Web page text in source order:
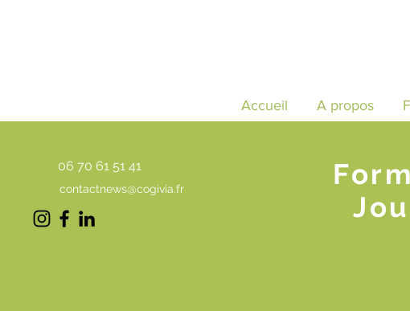
Accueil A propos
06 70 61 51 41
contactnews@cogivia.fr